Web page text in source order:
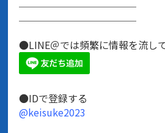
●LINE＠では頻繁に情報を流し
●IDで登録する
@keisuke2023